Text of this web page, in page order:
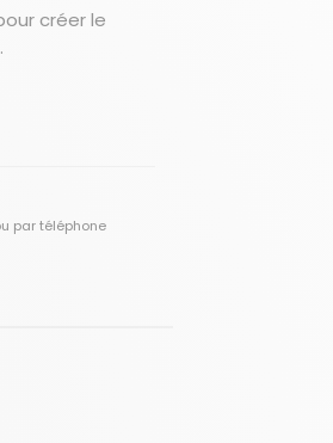
créer le
par téléphone